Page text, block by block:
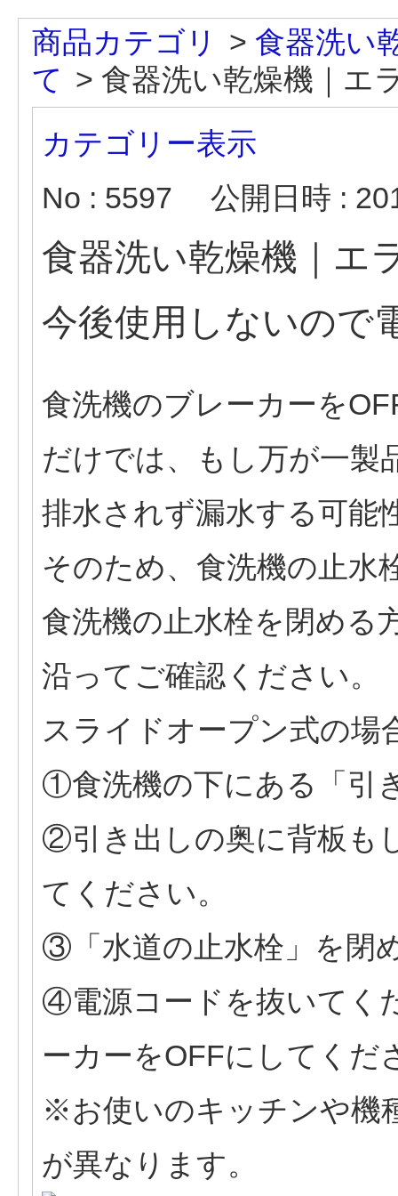
商品カテゴリ > 食器洗い
て > 食器洗い乾燥機｜エ
カテゴリー表示
No : 5597
公開日時 :
食器洗い乾燥機｜エ
今後使用しないので
食洗機のブレーカーを
だけでは、もし万が一製
排水されず漏水する可能
そのため、食洗機の止水
食洗機の止水栓を閉める
沿ってご確認ください。
スライドオープン式の場
①食洗機の下にある「引
②引き出しの奥に背板も
てください。
③「水道の止水栓」を閉
④電源コードを抜いてく
ーカーをOFFにしてくだ
※お使いのキッチンや機
が異なります。